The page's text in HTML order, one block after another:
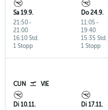
Sa 19.9.
21:50-
21:00
1 Stopp
16:10 Std.
Do 24.9.
11:05 -
19:40
1 Stopp
15:35 Std.
CUN VIE
Di 10.11.
Di 17.11.